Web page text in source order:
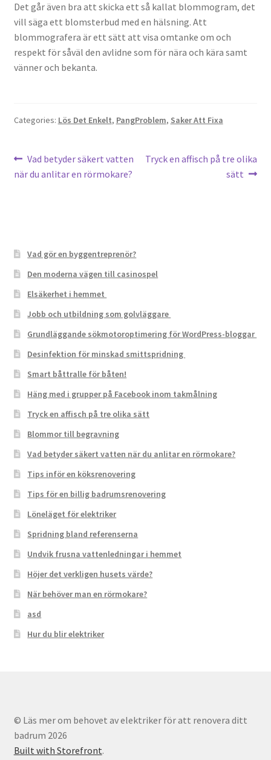
Det går även bra att skicka ett så kallat blommogram, det
vill säga ett blomsterbud med en hälsning. Att
blommografera är ett sätt att visa omtanke om och
respekt för såväl den avlidne som för nära och kära samt
vänner och bekanta.
Categories: Lös Det Enkelt, PangProblem, Saker Att Fixa
Post
navigation
Previous
post:
Vad betyder säkert vatten
när du anlitar en rörmokare?
Next
Tryck en affisch på tre olika
sätt
Vad gör en byggentreprenör?
Den moderna vägen till casinospel
Elsäkerhet i hemmet
Jobb och utbildning som golvläggare
Grundläggande sökmotoroptimering för WordPress-bloggar
Desinfektion för minskad smittspridning
Smart båttralle för båten!
Häng med i grupper på Facebook inom takmålning
Tryck en affisch på tre olika sätt
Blommor till begravning
Vad betyder säkert vatten när du anlitar en rörmokare?
Tips inför en köksrenovering
Tips för en billig badrumsrenovering
Löneläget för elektriker
Spridning bland referenserna
Undvik frusna vattenledningar i hemmet
Höjer det verkligen husets värde?
När behöver man en rörmokare?
asd
Hur du blir elektriker
© Läs mer om behovet av elektriker för att renovera ditt
badrum 2026
Built with Storefront.